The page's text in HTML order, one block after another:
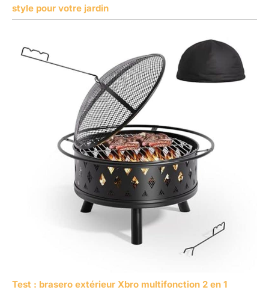
style pour votre jardin
Test : brasero extérieur Xbro multifonction 2 en 1